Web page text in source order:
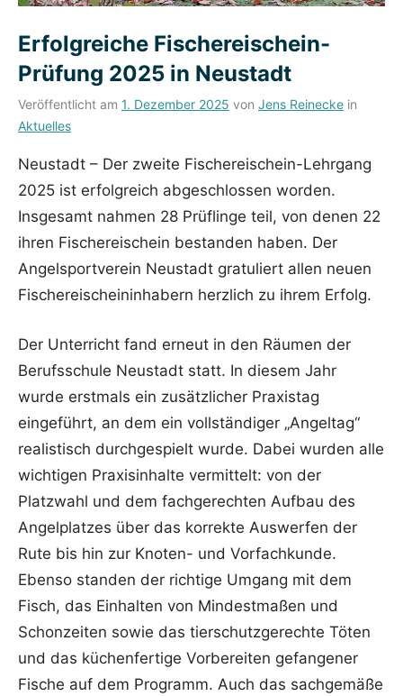
Erfolgreiche Fischereischein-
Prüfung 2025 in Neustadt
Veröffentlicht am 1. Dezember 2025 von Jens Reinecke in
Aktuelles
Neustadt – Der zweite Fischereischein-Lehrgang
2025 ist erfolgreich abgeschlossen worden.
Insgesamt nahmen 28 Prüflinge teil, von denen 22
ihren Fischereischein bestanden haben. Der
Angelsportverein Neustadt gratuliert allen neuen
Fischereischeininhabern herzlich zu ihrem Erfolg.
Der Unterricht fand erneut in den Räumen der
Berufsschule Neustadt statt. In diesem Jahr
wurde erstmals ein zusätzlicher Praxistag
eingeführt, an dem ein vollständiger „Angeltag“
realistisch durchgespielt wurde. Dabei wurden alle
wichtigen Praxisinhalte vermittelt: von der
Platzwahl und dem fachgerechten Aufbau des
Angelplatzes über das korrekte Auswerfen der
Rute bis hin zur Knoten- und Vorfachkunde.
Ebenso standen der richtige Umgang mit dem
Fisch, das Einhalten von Mindestmaßen und
Schonzeiten sowie das tierschutzgerechte Töten
und das küchenfertige Vorbereiten gefangener
Fische auf dem Programm. Auch das sachgemäße